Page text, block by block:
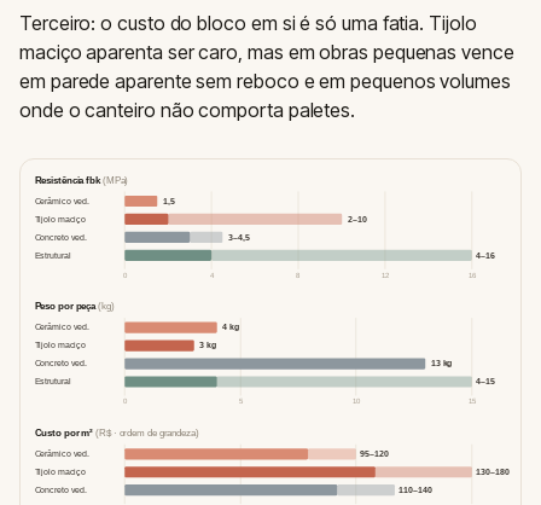
Terceiro: o custo do bloco em si é só uma fatia. Tijolo
maciço aparenta ser caro, mas em obras pequenas vence
em parede aparente sem reboco e em pequenos volumes
onde o canteiro não comporta paletes.
Resistência fbk (MPa)
0 4 8 12 16
Cerâmico ved. 1,5
Tijolo maciço 2–10
Concreto ved. 3–4,5
Estrutural 4–16
Peso por peça(kg)
0 5 10 15
Cerâmico ved. 4 kg
Tijolo maciço 3 kg
Concreto ved. 13 kg
Estrutural 4–15
Custo por m²(R$ · ordem de grandeza)
Cerâmico ved. 95–120
Tijolo maciço 130–180
Concreto ved. 110–140